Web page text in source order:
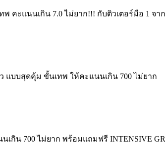
พ คะแนนเกิน 7.0 ไม่ยาก!!! กับติวเตอร์มือ 1
แบบสุดคุ้ม ขั้นเทพ ให้คะแนนเกิน 700 ไม่ยาก
กิน 700 ไม่ยาก พร้อมแถมฟรี INTENSIVE